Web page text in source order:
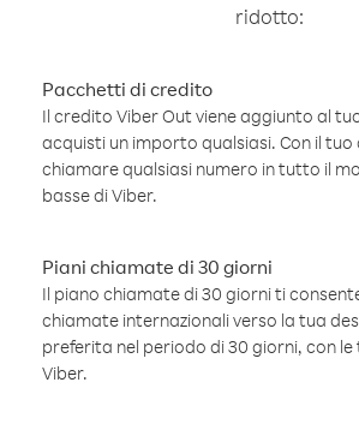
ridotto:
Pacchetti di credito
Il credito Viber Out viene aggiunto al
acquisti un importo qualsiasi. Con il
chiamare qualsiasi numero in tutto il
basse di Viber.
Piani chiamate di 30 giorni
Il piano chiamate di 30 giorni ti
chiamate internazionali verso la tua
preferita nel periodo di 30 giorni, con
Viber.